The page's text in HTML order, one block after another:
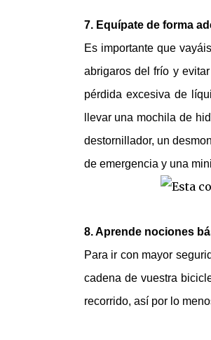
7. Equípate de forma
Es importante que
abrigaros del frío y
pérdida excesiva de
llevar una mochila de
destornillador, un
de emergencia y una
8. Aprende nociones
Para ir con mayor
cadena de vuestra
recorrido, así por lo